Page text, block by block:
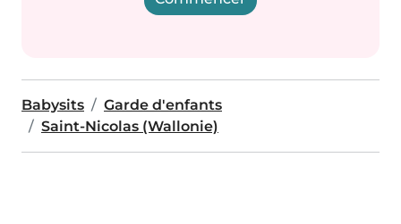
Babysits
Garde d'enfants
Saint-Nicolas (Wallonie)